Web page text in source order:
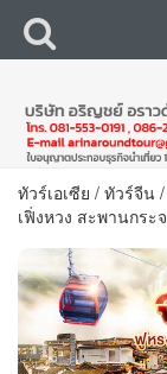
ทัวร์เอเซีย / ทัวร์จีน /
เฟิ่งหวง สะพานกร